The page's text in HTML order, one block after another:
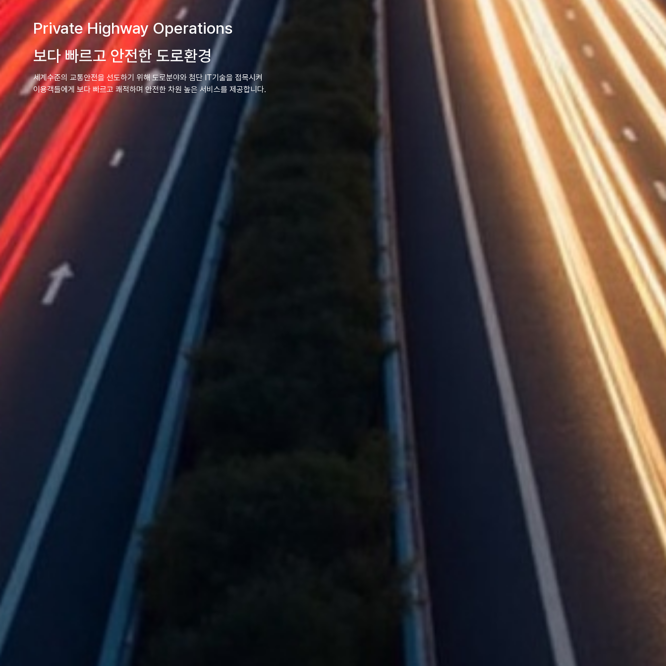
Private Highway Operations
보다 빠르고 안전한 도로환경
세계수준의 교통안전을 선도하기 위해 도로분야와 첨단 IT기술을 접목시켜
이용객들에게 보다 빠르고 쾌적하며 안전한 차원 높은 서비스를 제공합니다.